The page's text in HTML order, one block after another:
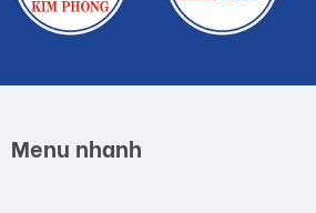
Menu nhanh